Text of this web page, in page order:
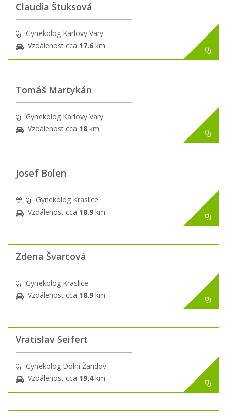
Claudia Štuksová
Gynekolog Karlovy Vary
Vzdálenost cca 17.6 km
Tomáš Martykán
Gynekolog Karlovy Vary
Vzdálenost cca 18 km
Josef Bolen
Gynekolog Kraslice
Vzdálenost cca 18.9 km
Zdena Švarcová
Gynekolog Kraslice
Vzdálenost cca 18.9 km
Vratislav Seifert
Gynekolog Dolní Žandov
Vzdálenost cca 19.4km